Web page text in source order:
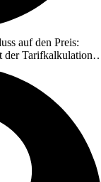
auf den Preis:
der